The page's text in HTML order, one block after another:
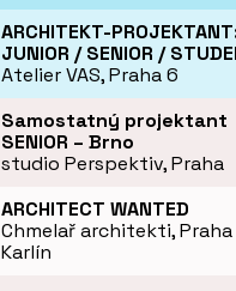
ARCHITEKT-
JUNIOR / SENIOR /
Atelier VAS, Praha 6
Samostatný projektant
SENIOR – Brno
studio Perspektiv, Praha
ARCHITECT WANTED
Chmelař architekti, Praha
Karlín